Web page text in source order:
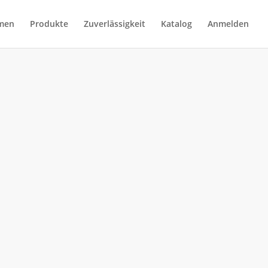
Produkte Zuverlässigkeit Katalog Anmelden